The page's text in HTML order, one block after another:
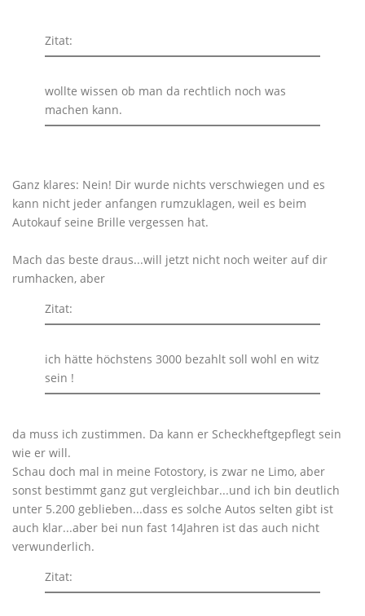
Zitat:
wollte wissen ob man da rechtlich noch was
machen kann.
Ganz klares: Nein! Dir wurde nichts verschwiegen und es
kann nicht jeder anfangen rumzuklagen, weil es beim
Autokauf seine Brille vergessen hat.
Mach das beste draus...will jetzt nicht noch weiter auf dir
rumhacken, aber
Zitat:
ich hätte höchstens 3000 bezahlt soll wohl en witz
sein !
da muss ich zustimmen. Da kann er Scheckheftgepflegt sein
wie er will.
Schau doch mal in meine Fotostory, is zwar ne Limo, aber
sonst bestimmt ganz gut vergleichbar...und ich bin deutlich
unter 5.200 geblieben...dass es solche Autos selten gibt ist
auch klar...aber bei nun fast 14Jahren ist das auch nicht
verwunderlich.
Zitat: